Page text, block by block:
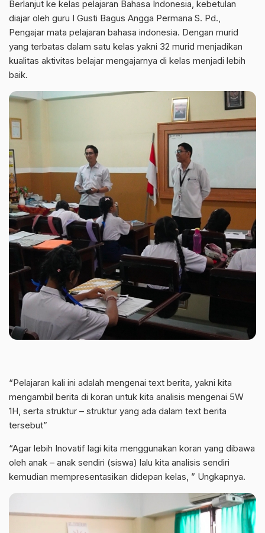
Berlanjut ke kelas pelajaran Bahasa Indonesia, kebetulan
diajar oleh guru I Gusti Bagus Angga Permana S. Pd.,
Pengajar mata pelajaran bahasa indonesia. Dengan murid
yang terbatas dalam satu kelas yakni 32 murid menjadikan
kualitas aktivitas belajar mengajarnya di kelas menjadi lebih
baik.
“Pelajaran kali ini adalah mengenai text berita, yakni kita
mengambil berita di koran untuk kita analisis mengenai 5W
1H, serta struktur – struktur yang ada dalam text berita
tersebut”
“Agar lebih Inovatif lagi kita menggunakan koran yang dibawa
oleh anak – anak sendiri (siswa) lalu kita analisis sendiri
kemudian mempresentasikan didepan kelas, ” Ungkapnya.